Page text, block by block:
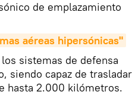
de emplazamiento
aéreas hipersónicas"
sistemas de defensa
siendo capaz de trasladar
hasta 2.000 kilómetros.